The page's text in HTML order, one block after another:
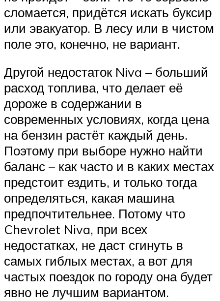
сломается, придётся искать буксир
или эвакуатор. В лесу или в чистом
поле это, конечно, не вариант.
Другой недостаток Niva – больший
расход топлива, что делает её
дороже в содержании в
современных условиях, когда цена
на бензин растёт каждый день.
Поэтому при выборе нужно найти
баланс – как часто и в каких местах
предстоит ездить, и только тогда
определяться, какая машина
предпочтительнее. Потому что
Chevrolet Niva, при всех
недостатках, не даст сгинуть в
самых гиблых местах, а вот для
частых поездок по городу она будет
явно не лучшим вариантом.